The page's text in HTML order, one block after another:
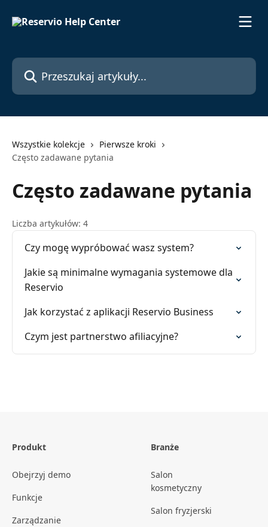
Przeszukaj artykuły...
Wszystkie kolekcje
Pierwsze kroki
Często zadawane pytania
Często zadawane pytania
Liczba artykułów: 4
Czy mogę wypróbować wasz system?
Jakie są minimalne wymagania systemowe dla
Reservio
Jak korzystać z aplikacji Reservio Business
Czym jest partnerstwo afiliacyjne?
Produkt
Obejrzyj demo
Funkcje
Zarządzanie
Branże
Salon
kosmetyczny
Salon fryzjerski